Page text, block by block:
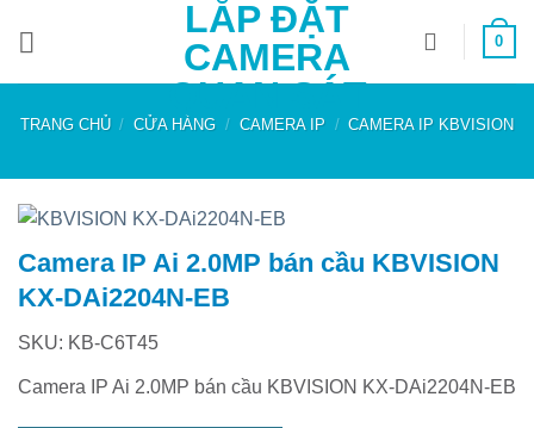
LẮP ĐẶT
CAMERA
QUAN SÁT
0
TRANG CHỦ / CỬA HÀNG / CAMERA IP / CAMERA IP KBVISION
Camera IP Ai 2.0MP bán cầu KBVISION
KX-DAi2204N-EB
SKU: KB-C6T45
Camera IP Ai 2.0MP bán cầu KBVISION KX-DAi2204N-EB